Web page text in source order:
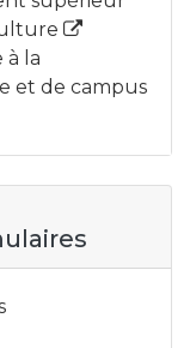
à la
et de campus